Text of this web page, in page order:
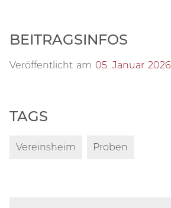
BEITRAGSINFOS
Veröffentlicht am 05. Januar 2026
TAGS
Vereinsheim Proben